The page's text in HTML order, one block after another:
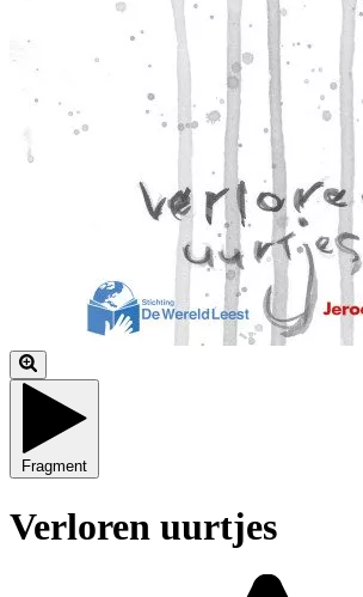
Fragment
Verloren uurtjes